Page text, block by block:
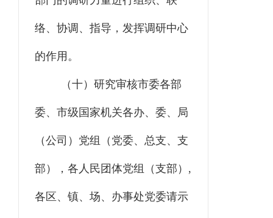
络、协调、指导，发挥调研中心
的作用。
（十）研究审核市委各部
委、市级国家机关各办、委、局
（公司） 党组（党委、总支、支
部） ，各人民团体党组 （支部） ,
各区、镇、场、办事处党委请示